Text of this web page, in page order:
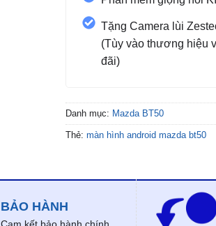
Tặng Camera lùi
(Tùy vào thương hiệu
đãi)
Danh mục: Mazda BT50
Thẻ: màn hình android mazda bt50
BẢO HÀNH
Cam kết bảo hành chính